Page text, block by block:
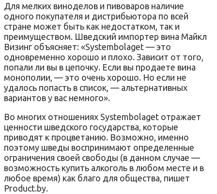
Для мелких виноделов и пивоваров наличие
одного покупателя и дистрибьютора по всей
стране может быть как недостатком, так и
преимуществом. Шведский импортер вина Майкл
Визинг объясняет: «Systembolaget — это
одновременно хорошо и плохо. Зависит от того,
попали ли вы в цепочку. Если вы продаете вина
монополии, — это очень хорошо. Но если не
удалось попасть в список, — альтернативных
вариантов у вас немного».
Во многих отношениях Systembolaget отражает
ценности шведского государства, которые
приводят к процветанию. Возможно, именно
поэтому шведы воспринимают определенные
ограничения своей свободы (в данном случае —
возможность купить алкоголь в любом месте и в
любое время) как благо для общества, пишет
Product.by.